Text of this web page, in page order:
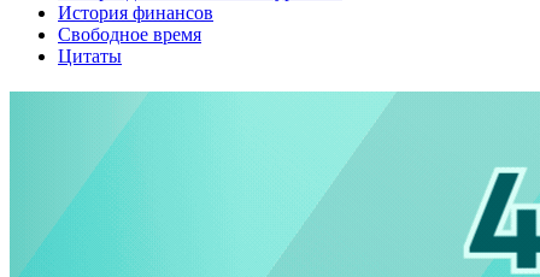
История финансов
Свободное время
Цитаты